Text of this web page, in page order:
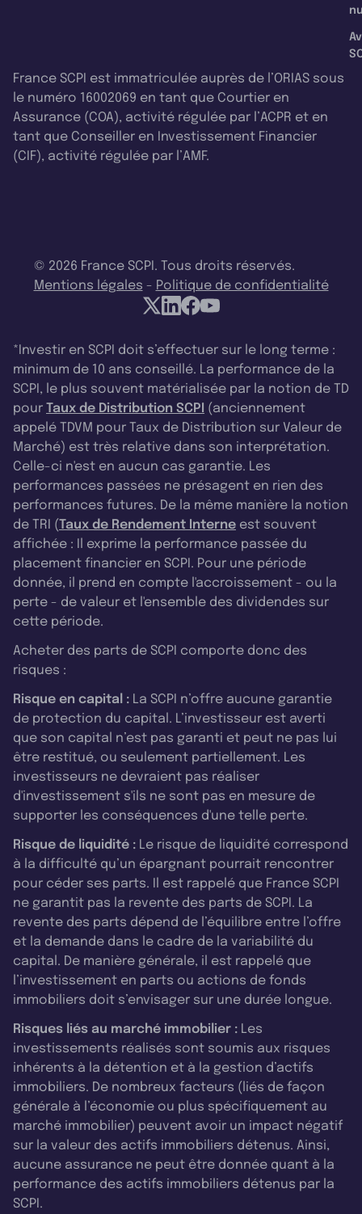
France SCPI est immatriculée auprès de l’ORIAS sous
le numéro 16002069 en tant que Courtier en
Assurance (COA), activité régulée par l’ACPR et en
tant que Conseiller en Investissement Financier
(CIF), activité régulée par l’AMF.
© 2026 France SCPI. Tous droits réservés.
Mentions légales - Politique de confidentialité
*Investir en SCPI doit s’effectuer sur le long terme :
minimum de 10 ans conseillé. La performance de la
SCPI, le plus souvent matérialisée par la notion de TD
pour Taux de Distribution SCPI (anciennement
appelé TDVM pour Taux de Distribution sur Valeur de
Marché) est très relative dans son interprétation.
Celle-ci n'est en aucun cas garantie. Les
performances passées ne présagent en rien des
performances futures. De la même manière la notion
de TRI (Taux de Rendement Interne est souvent
affichée : Il exprime la performance passée du
placement financier en SCPI. Pour une période
donnée, il prend en compte l'accroissement - ou la
perte - de valeur et l'ensemble des dividendes sur
cette période.
Acheter des parts de SCPI comporte donc des
risques :
Risque en capital : La SCPI n’offre aucune garantie
de protection du capital. L’investisseur est averti
que son capital n’est pas garanti et peut ne pas lui
être restitué, ou seulement partiellement. Les
investisseurs ne devraient pas réaliser
d'investissement s'ils ne sont pas en mesure de
supporter les conséquences d'une telle perte.
Risque de liquidité : Le risque de liquidité correspond
à la difficulté qu’un épargnant pourrait rencontrer
pour céder ses parts. Il est rappelé que France SCPI
ne garantit pas la revente des parts de SCPI. La
revente des parts dépend de l’équilibre entre l’offre
et la demande dans le cadre de la variabilité du
capital. De manière générale, il est rappelé que
l’investissement en parts ou actions de fonds
immobiliers doit s’envisager sur une durée longue.
Risques liés au marché immobilier : Les
investissements réalisés sont soumis aux risques
inhérents à la détention et à la gestion d’actifs
immobiliers. De nombreux facteurs (liés de façon
générale à l’économie ou plus spécifiquement au
marché immobilier) peuvent avoir un impact négatif
sur la valeur des actifs immobiliers détenus. Ainsi,
aucune assurance ne peut être donnée quant à la
performance des actifs immobiliers détenus par la
SCPI.